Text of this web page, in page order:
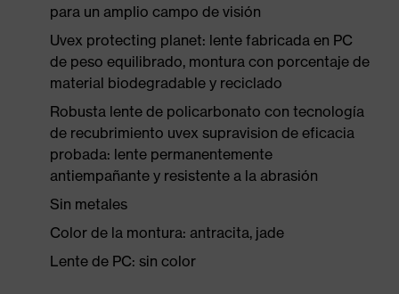
para un amplio campo de visión
Uvex protecting planet: lente fabricada en PC
de peso equilibrado, montura con porcentaje de
material biodegradable y reciclado
Robusta lente de policarbonato con tecnología
de recubrimiento uvex supravision de eficacia
probada: lente permanentemente
antiempañante y resistente a la abrasión
Sin metales
Color de la montura: antracita, jade
Lente de PC: sin color